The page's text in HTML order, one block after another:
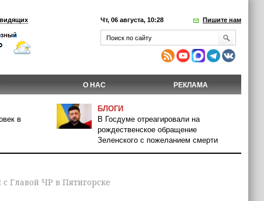
Чт, 06 августа, 10:28 Пишите нам
О НАС РЕКЛАМА
в
БЛОГИ
В Госдуме отреагировали на
рождественское обращение
Зеленского с пожеланием смерти
Главой ЧР в Пятигорске